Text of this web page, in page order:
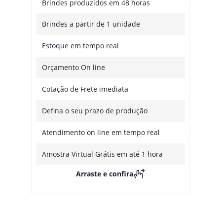
Brindes produzidos em 48 horas
Brindes a partir de 1 unidade
Estoque em tempo real
Orçamento On line
Cotação de Frete imediata
Defina o seu prazo de produção
Atendimento on line em tempo real
Amostra Virtual Grátis em até 1 hora
Arraste e confira